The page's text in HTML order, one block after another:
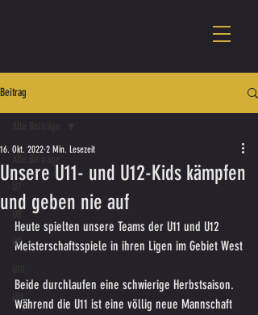
Beitrag
U8
U9
U11
Unsere U11- und U12-Kids kämpfen
und geben nie auf
16. Okt. 2022 2 Min. Lesezeit
Heute spielten unsere Teams der U11 und U12
Meisterschaftsspiele in ihren Ligen im Gebiet West
Beide durchlaufen eine schwierige Herbstsaison.
Während die U11 ist eine völlig neue Mannschaft